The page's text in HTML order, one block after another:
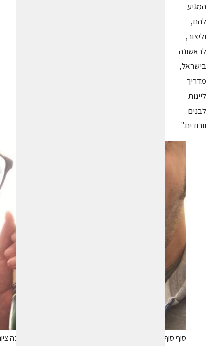
המגיע
להם,
וליצור,
לראשונה
בישראל,
מדריך
ליינות
לבנים
וורודים."
סוף סוף מישהו חושב שליינות ישראלים לא מגיעים כל כך הרבה ציוני 90